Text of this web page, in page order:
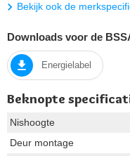
Bekijk ook de
Downloads voor de
Energielabel
Beknopte
Nishoogte
Deur montage